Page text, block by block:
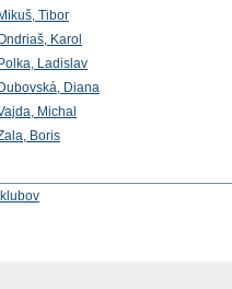
Mikuš, Tibor
Karol
Polka, Ladislav
Dubovská, Diana
Michal
Boris